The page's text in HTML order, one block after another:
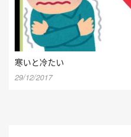
寒いと冷たい
29/12/2017